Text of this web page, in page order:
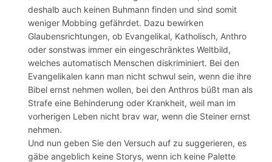
deshalb auch keinen Buhmann finden und sind somit
weniger Mobbing gefährdet. Dazu bewirken
Glaubensrichtungen, ob Evangelikal, Katholisch, Anthro
oder sonstwas immer ein eingeschränktes Weltbild,
welches automatisch Menschen diskriminiert. Bei den
Evangelikalen kann man nicht schwul sein, wenn die ihre
Bibel ernst nehmen wollen, bei den Anthros büßt man als
Strafe eine Behinderung oder Krankheit, weil man im
vorherigen Leben nicht brav war, wenn die Steiner ernst
nehmen.
Und nun geben Sie den Versuch auf zu suggerieren, es
gäbe angeblich keine Storys, wenn ich keine Palette